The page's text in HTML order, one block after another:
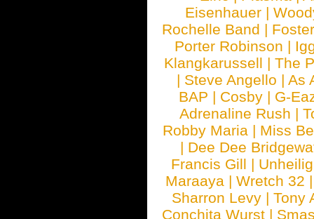
Eisenhauer |
Rochelle Band |
Porter Robinson |
Klangkarussell |The
| Steve Angello |As
BAP | Cosby | G-
Adrenaline Rush |
Robby Maria | Miss
| Dee Dee
Francis Gill | Unheilig
Maraaya | Wretch 32
Sharron Levy |Tony
Conchita Wurst |